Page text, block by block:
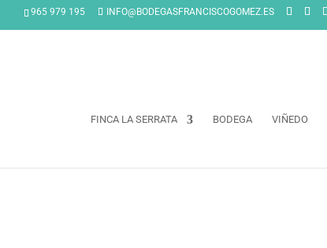
965 979 195 INFO@BODEGASFRANCISCOGOMEZ.ES
FINCA LA SERRATA BODEGA VIÑEDO